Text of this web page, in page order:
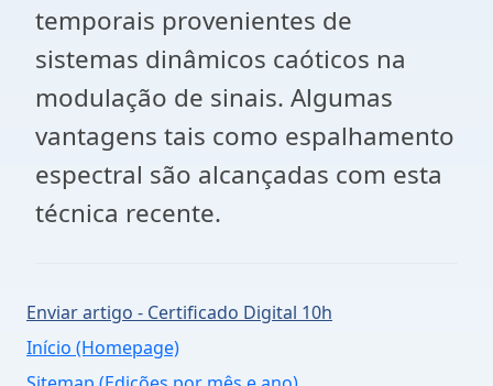
temporais provenientes de
sistemas dinâmicos caóticos na
modulação de sinais. Algumas
vantagens tais como espalhamento
espectral são alcançadas com esta
técnica recente.
Enviar artigo - Certificado Digital 10h
Início (Homepage)